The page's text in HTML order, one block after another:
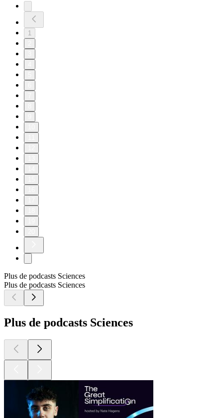
1
Plus de podcasts Sciences
Plus de podcasts Sciences
Plus de podcasts Sciences